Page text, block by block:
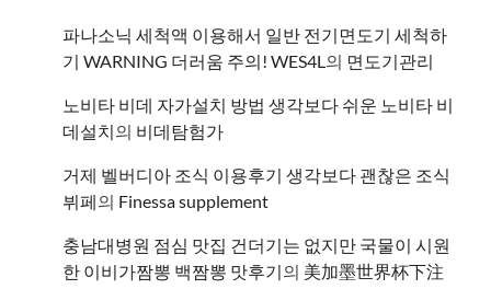
파나소닉 세척액 이용해서 일반 전기면도기 세척하
기 WARNING 더러움 주의! WES4L의 면도기관리
노비타 비데 자가설치 방법 생각보다 쉬운 노비타 비
데설치의 비데탐험가
거제 벨버디아 조식 이용후기 생각보다 괜찮은 조식
뷔페의 ​Finessa supplement
충남대병원 점심 맛집 건더기는 없지만 국물이 시원
한 이비가짬뽕 백짬뽕 맛후기의 美加墨世界杯下注